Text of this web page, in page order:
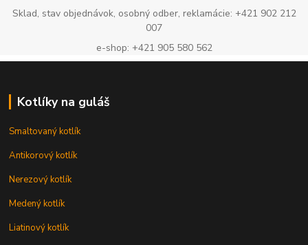
Sklad, stav objednávok, osobný odber, reklamácie: +421 902 212
007
e-shop: +421 905 580 562
Kotlíky na guláš
Smaltovaný kotlík
Antikorový kotlík
Nerezový kotlík
Medený kotlík
Liatinový kotlík